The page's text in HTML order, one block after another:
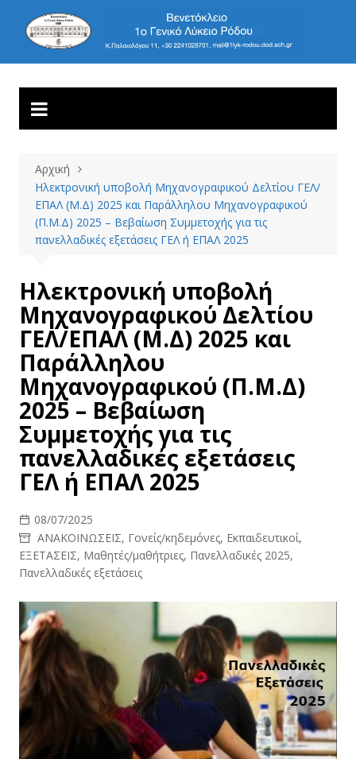
1ο ΓΕΝΙΚΟ ΛΥΚΕΙΟ
ΡΟΔΟΥ
Βενετόκλειο
Αρχική
Ηλεκτρονική υποβολή Μηχανογραφικού Δελτίου ΓΕΛ/
ΕΠΑΛ (Μ.Δ) 2025 και Παράλληλου Μηχανογραφικού
(Π.Μ.Δ) 2025 – Βεβαίωση Συμμετοχής για τις
πανελλαδικές εξετάσεις ΓΕΛ ή ΕΠΑΛ 2025
Ηλεκτρονική υποβολή
Μηχανογραφικού Δελτίου
ΓΕΛ/ΕΠΑΛ (Μ.Δ) 2025 και
Παράλληλου
Μηχανογραφικού (Π.Μ.Δ)
2025 – Βεβαίωση
Συμμετοχής για τις
πανελλαδικές εξετάσεις
ΓΕΛ ή ΕΠΑΛ 2025
08/07/2025
ΑΝΑΚΟΙΝΩΣΕΙΣ, Γονείς/κηδεμόνες, Εκπαιδευτικοί,
ΕΞΕΤΑΣΕΙΣ, Μαθητές/μαθήτριες, Πανελλαδικές 2025,
Πανελλαδικές εξετάσεις